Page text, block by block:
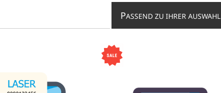
PASSEND ZU IHRER AUSWAHL